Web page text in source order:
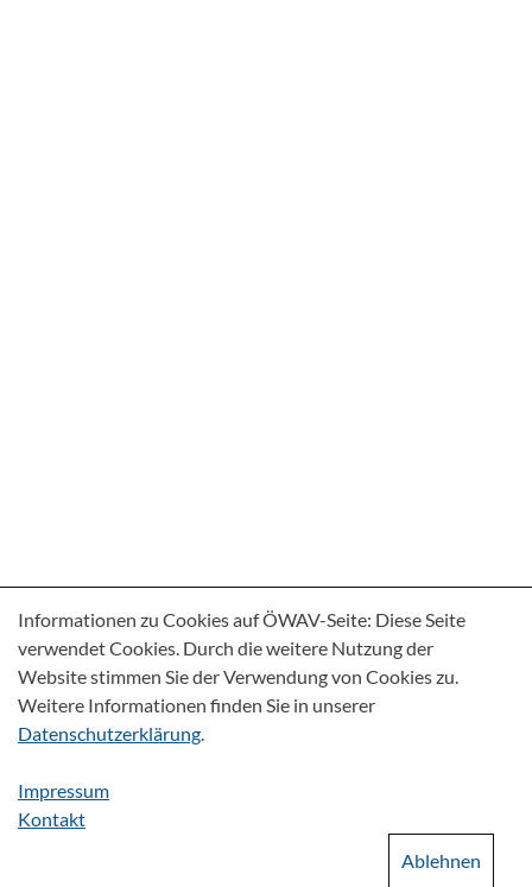
Informationen zu Cookies auf ÖWAV-Seite: Diese Seite
verwendet Cookies. Durch die weitere Nutzung der
Website stimmen Sie der Verwendung von Cookies zu.
Weitere Informationen finden Sie in unserer
Datenschutzerklärung.
Impressum
Kontakt
Ablehnen